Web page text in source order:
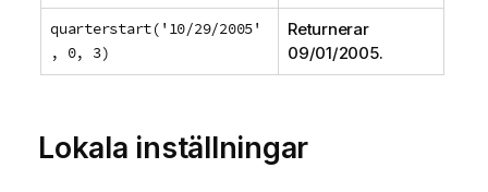
quarterstart('10/29/2005'
, 0, 3)
Returnerar
09/01/2005.
Lokala inställningar